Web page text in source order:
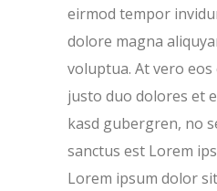
eirmod tempor
dolore magna
voluptua. At vero eos
justo duo dolores et
kasd gubergren, no
sanctus est Lorem
Lorem ipsum dolor